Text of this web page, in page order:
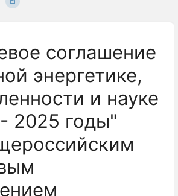
соглашение
энергетике,
и науке
2025 годы"